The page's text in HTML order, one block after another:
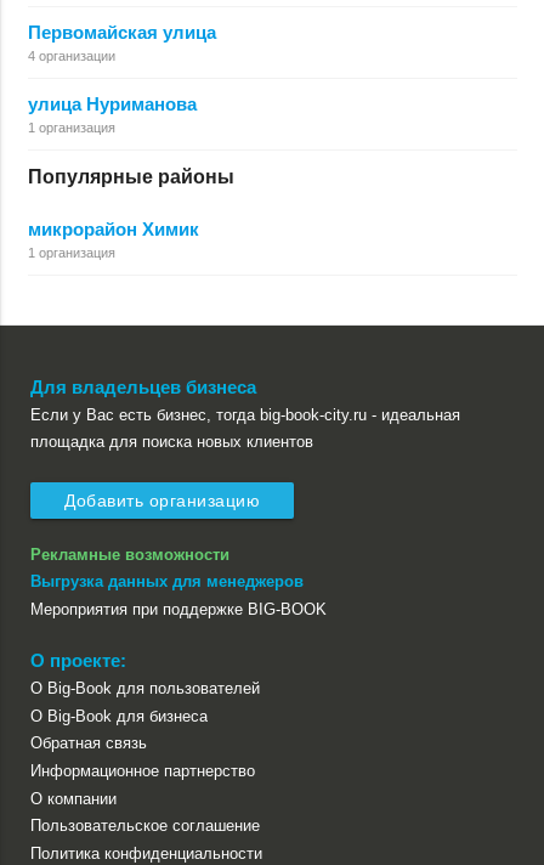
Первомайская улица
4 организации
улица Нуриманова
1 организация
Популярные районы
микрорайон Химик
1 организация
Для владельцев бизнеса
Если у Вас есть бизнес, тогда big-book-city.ru - идеальная
площадка для поиска новых клиентов
Добавить организацию
Рекламные возможности
Выгрузка данных для менеджеров
Мероприятия при поддержке BIG-BOOK
О проекте:
О Big-Book для пользователей
О Big-Book для бизнеса
Обратная связь
Информационное партнерство
О компании
Пользовательское соглашение
Политика конфиденциальности